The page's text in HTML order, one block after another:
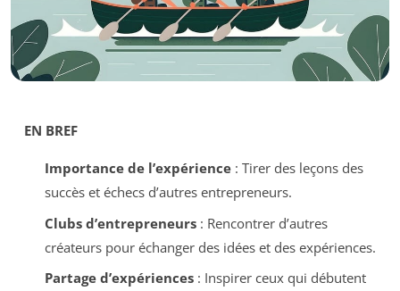
EN BREF
Importance de l’expérience: Tirer des leçons des
succès et échecs d’autres entrepreneurs.
Clubs d’entrepreneurs: Rencontrer d’autres
créateurs pour échanger des idées et des expériences.
Partage d’expériences: Inspirer ceux qui débutent